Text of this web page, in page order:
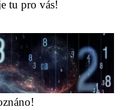
tu pro vás!